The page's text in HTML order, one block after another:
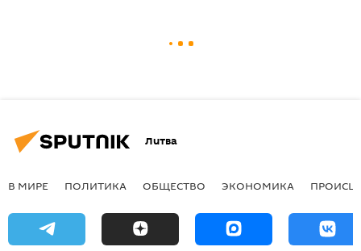
Литва
В МИРЕ ПОЛИТИКА ОБЩЕСТВО ЭКОНОМИКА